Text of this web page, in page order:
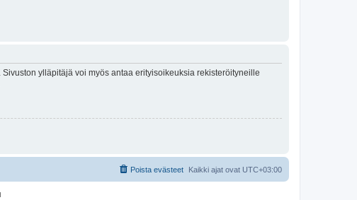
ylläpitäjä voi myös antaa erityisoikeuksia rekisteröityneille
Kaikki ajat ovat UTC+03:00
Poista evästeet